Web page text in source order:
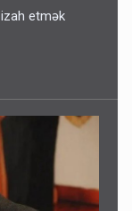
izah etmək